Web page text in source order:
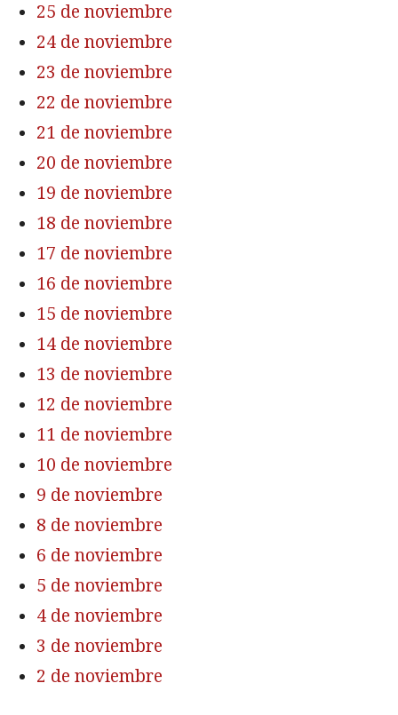
25 de noviembre
24 de noviembre
23 de noviembre
22 de noviembre
21 de noviembre
20 de noviembre
19 de noviembre
18 de noviembre
17 de noviembre
16 de noviembre
15 de noviembre
14 de noviembre
13 de noviembre
12 de noviembre
11 de noviembre
10 de noviembre
9 de noviembre
8 de noviembre
6 de noviembre
5 de noviembre
4 de noviembre
3 de noviembre
2 de noviembre